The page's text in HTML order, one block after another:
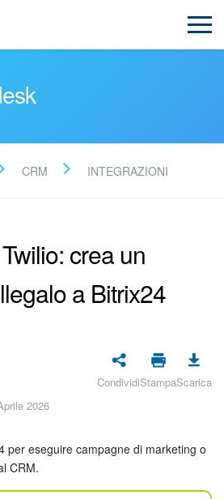
CRM INTEGRAZIONI
crea un
a Bitrix24
2026
CondividiStampaScarica
per eseguire campagne di marketing o
CRM.